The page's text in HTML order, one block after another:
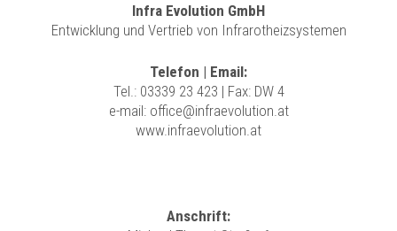
Infra Evolution GmbH
Entwicklung und Vertrieb von Infrarotheizsystemen
Telefon | Email:
Tel.: 03339 23 423 | Fax: DW 4
e-mail: office@infraevolution.at
www.infraevolution.at
Anschrift: